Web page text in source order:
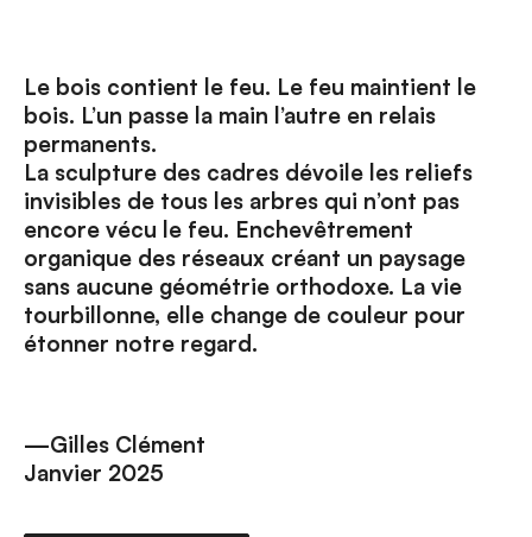
Le bois contient le feu. Le feu maintient le
bois. L’un passe la main l’autre en relais
permanents.
La sculpture des cadres dévoile les reliefs
invisibles de tous les arbres qui n’ont pas
encore vécu le feu. Enchevêtrement
organique des réseaux créant un paysage
sans aucune géométrie orthodoxe. La vie
tourbillonne, elle change de couleur pour
étonner notre regard.
—Gilles Clément
Janvier 2025